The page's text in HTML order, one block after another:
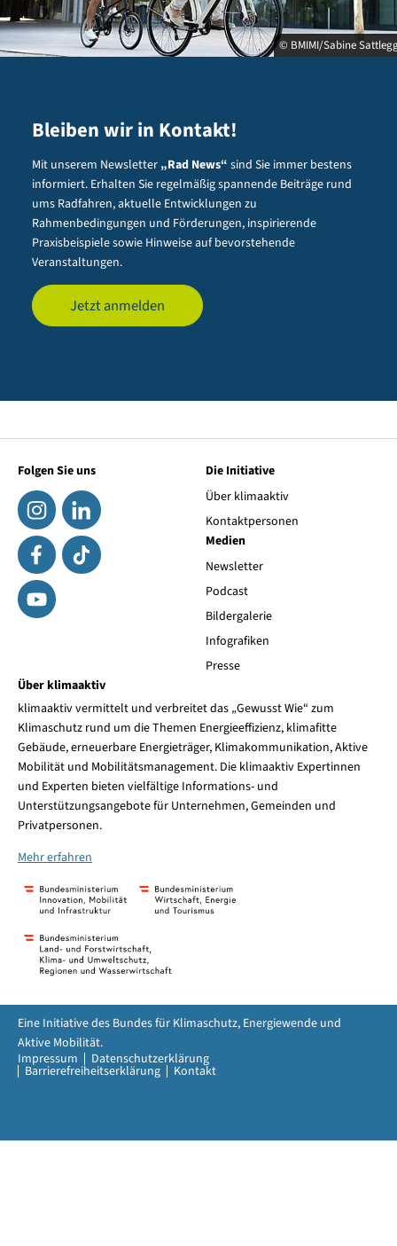
© BMIMI/Sabine
Bleiben wir in Kontakt!
Mit unserem Newsletter „Rad News“ sind Sie immer bestens
informiert. Erhalten Sie regelmäßig spannende Beiträge rund
ums Radfahren, aktuelle Entwicklungen zu
Rahmenbedingungen und Förderungen, inspirierende
Praxisbeispiele sowie Hinweise auf bevorstehende
Veranstaltungen.
Jetzt anmelden
Folgen Sie uns
Die Initiative
Über klimaaktiv
Kontaktpersonen
Medien
Newsletter
Podcast
Bildergalerie
Infografiken
Presse
Über klimaaktiv
klimaaktiv vermittelt und verbreitet das „Gewusst Wie“ zum
Klimaschutz rund um die Themen Energieeffizienz, klimafitte
Gebäude, erneuerbare Energieträger, Klimakommunikation, Aktive
Mobilität und Mobilitätsmanagement. Die klimaaktiv Expertinnen
und Experten bieten vielfältige Informations- und
Unterstützungsangebote für Unternehmen, Gemeinden und
Privatpersonen.
Mehr erfahren
Impressum Datenschutzerklärung
Barrierefreiheitserklärung Kontakt
Eine Initiative des Bundes für Klimaschutz, Energiewende und
Aktive Mobilität.